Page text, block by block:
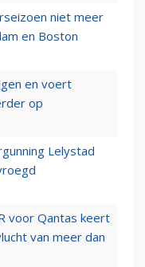
niet meer
en Boston
en voert
op
Lelystad
voor Qantas keert
van meer dan